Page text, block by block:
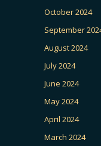
October 2024
September
August 2024
July 2024
June 2024
May 2024
April 2024
March 2024